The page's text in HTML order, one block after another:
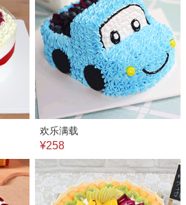
欢乐满载
¥258